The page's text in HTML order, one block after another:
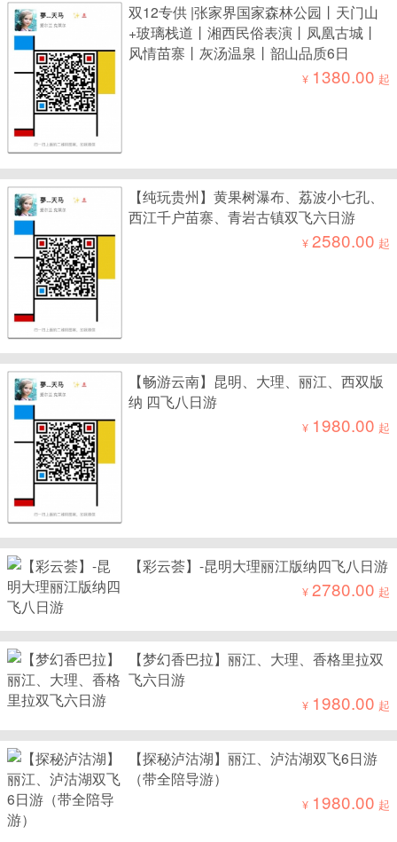
双12专供 |张家界国家森林公园丨天门山
+玻璃栈道丨湘西民俗表演丨凤凰古城丨
风情苗寨丨灰汤温泉丨韶山品质6日
¥ 1380.00 起
【纯玩贵州】黄果树瀑布、荔波小七孔、
西江千户苗寨、青岩古镇双飞六日游
¥2580.00 起
【畅游云南】昆明、大理、丽江、西双版
纳 四飞八日游
¥ 1980.00 起
【彩云荟】-昆明大理丽江版纳四飞八日游
¥2780.00 起
【梦幻香巴拉】丽江、大理、香格里拉双
飞六日游
¥ 1980.00 起
【探秘泸沽湖】丽江、泸沽湖双飞6日游
（带全陪导游）
¥ 1980.00 起